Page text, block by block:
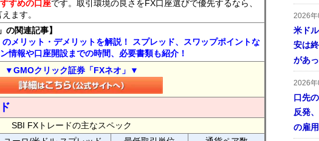
すめの口座です。取引環境の良さをFX口座選びで優先するなら、
ます。
の関連記事】
メリット・デメリットを解説！ スプレッド、スワップポイントな
情報や口座開設までの時間、必要書類も紹介！
▼GMOクリック証券「FXネオ」▼
SBI FXトレードの主なスペック
2026年
米ド
安は
があ
2026年
口先
反発
の雇